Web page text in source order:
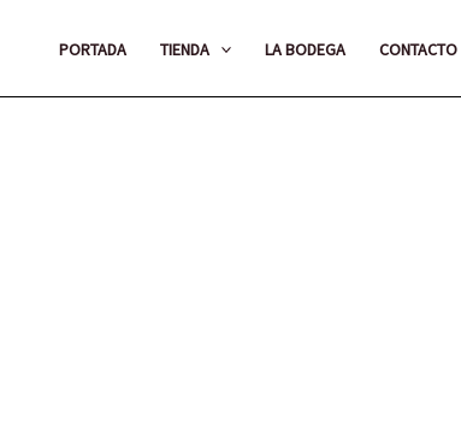
contenido
PORTADA TIENDA LA BODEGA CONTACTO